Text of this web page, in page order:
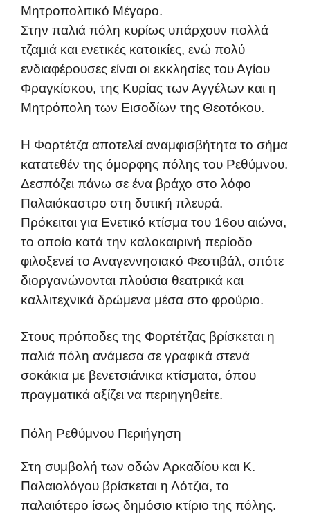
Μητροπολιτικό Μέγαρο.
Στην παλιά πόλη κυρίως υπάρχουν πολλά
τζαμιά και ενετικές κατοικίες, ενώ πολύ
ενδιαφέρουσες είναι οι εκκλησίες του Αγίου
Φραγκίσκου, της Κυρίας των Αγγέλων και η
Μητρόπολη των Εισοδίων της Θεοτόκου.
Η Φορτέτζα αποτελεί αναμφισβήτητα το σήμα
κατατεθέν της όμορφης πόλης του Ρεθύμνου.
Δεσπόζει πάνω σε ένα βράχο στο λόφο
Παλαιόκαστρο στη δυτική πλευρά.
Πρόκειται για Ενετικό κτίσμα του 16ου αιώνα,
το οποίο κατά την καλοκαιρινή περίοδο
φιλοξενεί το Αναγεννησιακό Φεστιβάλ, οπότε
διοργανώνονται πλούσια θεατρικά και
καλλιτεχνικά δρώμενα μέσα στο φρούριο.
Στους πρόποδες της Φορτέτζας βρίσκεται η
παλιά πόλη ανάμεσα σε γραφικά στενά
σοκάκια με βενετσιάνικα κτίσματα, όπου
πραγματικά αξίζει να περιηγηθείτε.
Πόλη Ρεθύμνου Περιήγηση
Στη συμβολή των οδών Αρκαδίου και Κ.
Παλαιολόγου βρίσκεται η Λότζια, το
παλαιότερο ίσως δημόσιο κτίριο της πόλης.